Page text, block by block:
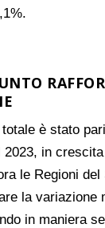
è stato
2023, in
le Regioni del
la variazione
in maniera